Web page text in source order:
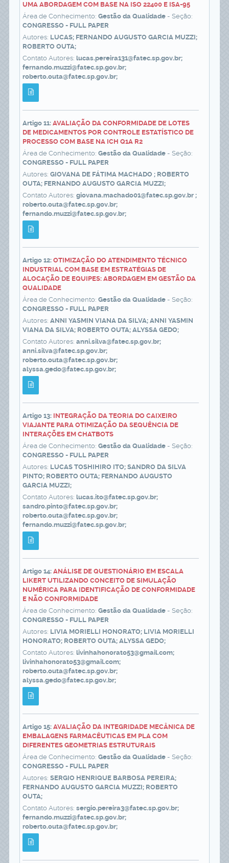
UMA ABORDAGEM COM BASE NA ISO 22400 E ISA-95
Área de Conhecimento: Gestão da Qualidade - Seção:
CONGRESSO - FULL PAPER
Autores: LUCAS; FERNANDO AUGUSTO GARCIA MUZZI;
ROBERTO OUTA;
Contato Autores: lucas.pereira131@fatec.sp.gov.br;
fernando.muzzi@fatec.sp.gov.br;
roberto.outa@fatec.sp.gov.br;
Artigo 11: AVALIAÇÃO DA CONFORMIDADE DE LOTES
DE MEDICAMENTOS POR CONTROLE ESTATÍSTICO DE
PROCESSO COM BASE NA ICH Q1A R2
Área de Conhecimento: Gestão da Qualidade - Seção:
CONGRESSO - FULL PAPER
Autores: GIOVANA DE FÁTIMA MACHADO ; ROBERTO
OUTA; FERNANDO AUGUSTO GARCIA MUZZI;
Contato Autores: giovana.machado01@fatec.sp.gov.br ;
roberto.outa@fatec.sp.gov.br;
fernando.muzzi@fatec.sp.gov.br;
Artigo 12: OTIMIZAÇÃO DO ATENDIMENTO TÉCNICO
INDUSTRIAL COM BASE EM ESTRATÉGIAS DE
ALOCAÇÃO DE EQUIPES: ABORDAGEM EM GESTÃO DA
QUALIDADE
Área de Conhecimento: Gestão da Qualidade - Seção:
CONGRESSO - FULL PAPER
Autores: ANNI YASMIN VIANA DA SILVA; ANNI YASMIN
VIANA DA SILVA; ROBERTO OUTA; ALYSSA GEDO;
Contato Autores: anni.silva@fatec.sp.gov.br;
anni.silva@fatec.sp.gov.br;
roberto.outa@fatec.sp.gov.br;
alyssa.gedo@fatec.sp.gov.br;
Artigo 13: INTEGRAÇÃO DA TEORIA DO CAIXEIRO
VIAJANTE PARA OTIMIZAÇÃO DA SEQUÊNCIA DE
INTERAÇÕES EM CHATBOTS
Área de Conhecimento: Gestão da Qualidade - Seção:
CONGRESSO - FULL PAPER
Autores: LUCAS TOSHIHIRO ITO; SANDRO DA SILVA
PINTO; ROBERTO OUTA; FERNANDO AUGUSTO
GARCIA MUZZI;
Contato Autores: lucas.ito@fatec.sp.gov.br;
sandro.pinto@fatec.sp.gov.br;
roberto.outa@fatec.sp.gov.br;
fernando.muzzi@fatec.sp.gov.br;
Artigo 14: ANÁLISE DE QUESTIONÁRIO EM ESCALA
LIKERT UTILIZANDO CONCEITO DE SIMULAÇÃO
NUMÉRICA PARA IDENTIFICAÇÃO DE CONFORMIDADE
E NÃO CONFORMIDADE
Área de Conhecimento: Gestão da Qualidade - Seção:
CONGRESSO - FULL PAPER
Autores: LIVIA MORIELLI HONORATO; LIVIA MORIELLI
HONORATO; ROBERTO OUTA; ALYSSA GEDO;
Contato Autores: livinhahonorato53@gmail.com;
livinhahonorato53@gmail.com;
roberto.outa@fatec.sp.gov.br;
alyssa.gedo@fatec.sp.gov.br;
Artigo 15: AVALIAÇÃO DA INTEGRIDADE MECÂNICA DE
EMBALAGENS FARMACÊUTICAS EM PLA COM
DIFERENTES GEOMETRIAS ESTRUTURAIS
Área de Conhecimento: Gestão da Qualidade - Seção:
CONGRESSO - FULL PAPER
Autores: SERGIO HENRIQUE BARBOSA PEREIRA;
FERNANDO AUGUSTO GARCIA MUZZI; ROBERTO
OUTA;
Contato Autores: sergio.pereira3@fatec.sp.gov.br;
fernando.muzzi@fatec.sp.gov.br;
roberto.outa@fatec.sp.gov.br;